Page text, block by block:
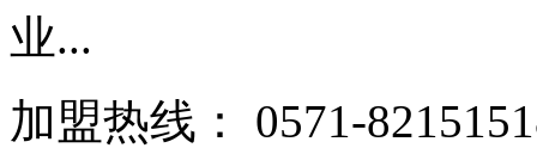
业...
加盟热线： 0571-